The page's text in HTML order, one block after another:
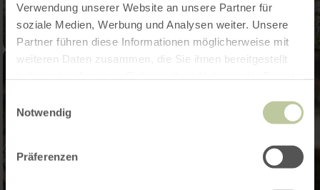
Verwendung unserer Website an unsere Partner für
soziale Medien, Werbung und Analysen weiter. Unsere
Partner führen diese Informationen möglicherweise mit
weiteren Daten zusammen, die Sie ihnen bereitgestellt
Notwendig
Präferenzen